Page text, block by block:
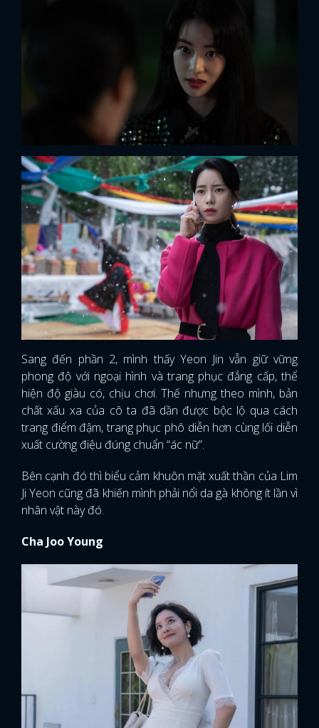
Sang đến phần 2, mình thấy Yeon Jin vẫn giữ vững
phong độ với ngoại hình và trang phục đẳng cấp, thể
hiện độ giàu có, chịu chơi. Thế nhưng theo mình, bản
chất xấu xa của cô ta đã dần được bộc lộ qua cách
trang điểm đậm, trang phục phô diễn hơn cùng lối diễn
xuất cường điệu đúng chuẩn “ác nữ”.
Bên cạnh đó thì biểu cảm khuôn mặt xuất thần của Lim
Ji Yeon cũng đã khiến mình phải nổi da gà không ít lần vì
nhân vật này đó.
Cha Joo Young